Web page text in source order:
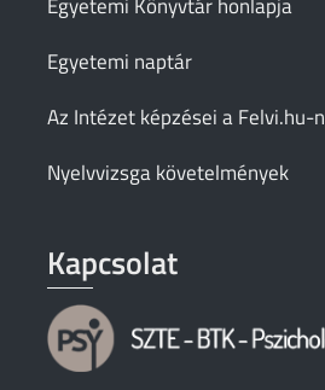
Egyetemi Könyvtár honlapja
Egyetemi naptár
Az Intézet képzései a Felvi.hu-n
Nyelvvizsga követelmények
Kapcsolat